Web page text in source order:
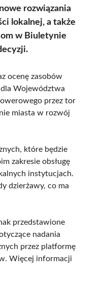
rozwiązania
lokalnej, a także
w Biuletynie
ocenę zasobów
dla Województwa
przez tor
miasta w rozwój
które będzie
zakresie obsługę
instytucjach.
dzierżawy, co ma
przedstawione
nadania
przez platformę
Więcej informacji